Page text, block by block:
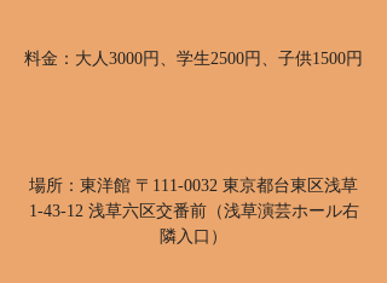
料金：大人3000円、学生2500円、子供1500円
場所：東洋館 〒111-0032 東京都台東区浅草
1-43-12 浅草六区交番前（浅草演芸ホール右
隣入口）